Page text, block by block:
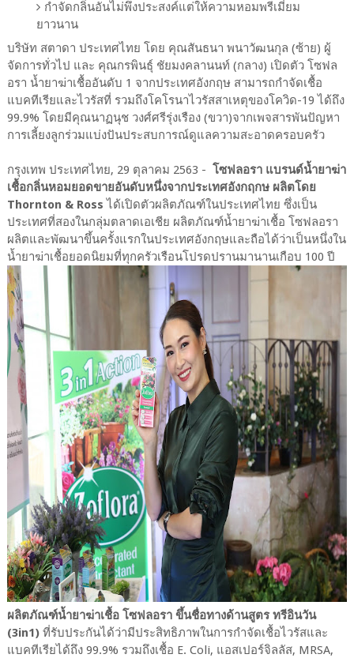
กำจัดกลิ่นอันไม่พึงประสงค์แต่ให้ความหอมพรีเมี่ยม
ยาวนาน
บริษัท สตาดา ประเทศไทย โดย คุณสันธนา พนาวัฒนกุล (ซ้าย) ผู้
จัดการทั่วไป และ คุณกรพินธุ์ ชัยมงคลานนท์ (กลาง) เปิดตัว โซฟล
อรา น้ำยาฆ่าเชื้ออันดับ 1 จากประเทศอังกฤษ สามารถกำจัดเชื้อ
แบคทีเรียและไวรัสที่ รวมถึงโคโรนาไวรัสสาเหตุของโควิด-19 ได้ถึง
99.9% โดยมีคุณนาฏนุช วงศ์ศรีรุ่งเรือง (ขวา)จากเพจสารพันปัญหา
การเลี้ยงลูกร่วมแบ่งปันประสบการณ์ดูแลความสะอาดครอบครัว
กรุงเทพ ประเทศไทย, 29 ตุลาคม 2563 - โซฟลอรา แบรนด์น้ำยาฆ่า
เชื้อกลิ่นหอมยอดขายอันดับหนึ่งจากประเทศอังกฤกษ ผลิตโดย
Thornton & Rossได้เปิดตัวผลิตภัณฑ์ในประเทศไทย ซึ่งเป็น
ประเทศที่สองในกลุ่มตลาดเอเชีย ผลิตภัณฑ์น้ำยาฆ่าเชื้อ โซฟลอรา
ผลิตและพัฒนาขึ้นครั้งแรกในประเทศอังกฤษและถือได้ว่าเป็นหนึ่งใน
น้ำยาฆ่าเชื้อยอดนิยมที่ทุกครัวเรือนโปรดปรานมานานเกือบ 100 ปี
ผลิตภัณฑ์น้ำยาฆ่าเชื้อ โซฟลอรา ขึ้นชื่อทางด้านสูตร ทรีอินวัน
(3in1) ที่รับประกันได้ว่ามีประสิทธิภาพในการกำจัดเชื้อไวรัสและ
แบคทีเรียได้ถึง 99.9% รวมถึงเชื้อ E. Coli, แอสเปอร์จิลลัส, MRSA,